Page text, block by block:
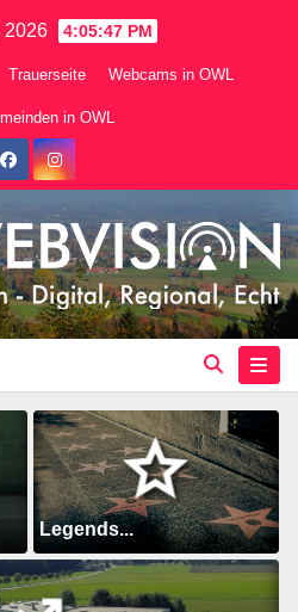
2026 4:05:49 PM
Trauerseite Webcams in OWL
in OWL
Legends...